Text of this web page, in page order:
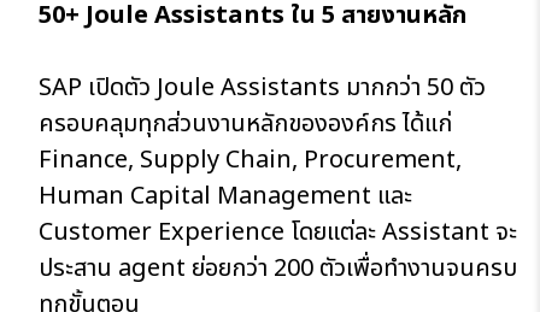
50+ Joule Assistants ใน 5 สายงานหลัก
SAP เปิดตัว Joule Assistants มากกว่า 50 ตัว
ครอบคลุมทุกส่วนงานหลักขององค์กร ได้แก่
Finance, Supply Chain, Procurement,
Human Capital Management และ
Customer Experience โดยแต่ละ Assistant จะ
ประสาน agent ย่อยกว่า 200 ตัวเพื่อทำงานจนครบ